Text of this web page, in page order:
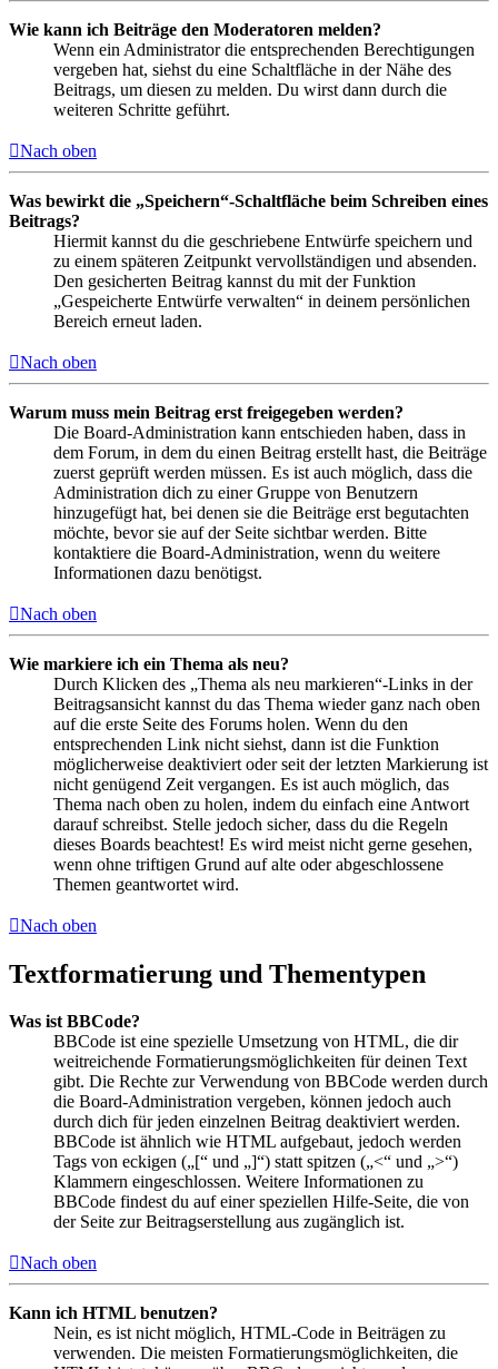
Wie kann ich Beiträge den Moderatoren melden?
Wenn ein Administrator die entsprechenden Berechtigungen
vergeben hat, siehst du eine Schaltfläche in der Nähe des
Beitrags, um diesen zu melden. Du wirst dann durch die
weiteren Schritte geführt.
Nach oben
Was bewirkt die „Speichern“-Schaltfläche beim Schreiben eines
Beitrags?
Hiermit kannst du die geschriebene Entwürfe speichern und
zu einem späteren Zeitpunkt vervollständigen und absenden.
Den gesicherten Beitrag kannst du mit der Funktion
„Gespeicherte Entwürfe verwalten“ in deinem persönlichen
Bereich erneut laden.
Nach oben
Warum muss mein Beitrag erst freigegeben werden?
Die Board-Administration kann entschieden haben, dass in
dem Forum, in dem du einen Beitrag erstellt hast, die Beiträge
zuerst geprüft werden müssen. Es ist auch möglich, dass die
Administration dich zu einer Gruppe von Benutzern
hinzugefügt hat, bei denen sie die Beiträge erst begutachten
möchte, bevor sie auf der Seite sichtbar werden. Bitte
kontaktiere die Board-Administration, wenn du weitere
Informationen dazu benötigst.
Nach oben
Wie markiere ich ein Thema als neu?
Durch Klicken des „Thema als neu markieren“-Links in der
Beitragsansicht kannst du das Thema wieder ganz nach oben
auf die erste Seite des Forums holen. Wenn du den
entsprechenden Link nicht siehst, dann ist die Funktion
möglicherweise deaktiviert oder seit der letzten Markierung ist
nicht genügend Zeit vergangen. Es ist auch möglich, das
Thema nach oben zu holen, indem du einfach eine Antwort
darauf schreibst. Stelle jedoch sicher, dass du die Regeln
dieses Boards beachtest! Es wird meist nicht gerne gesehen,
wenn ohne triftigen Grund auf alte oder abgeschlossene
Themen geantwortet wird.
Nach oben
Textformatierung und Thementypen
Was ist BBCode?
BBCode ist eine spezielle Umsetzung von HTML, die dir
weitreichende Formatierungsmöglichkeiten für deinen Text
gibt. Die Rechte zur Verwendung von BBCode werden durch
die Board-Administration vergeben, können jedoch auch
durch dich für jeden einzelnen Beitrag deaktiviert werden.
BBCode ist ähnlich wie HTML aufgebaut, jedoch werden
Tags von eckigen („[“ und „]“) statt spitzen („<“ und „>“)
Klammern eingeschlossen. Weitere Informationen zu
BBCode findest du auf einer speziellen Hilfe-Seite, die von
der Seite zur Beitragserstellung aus zugänglich ist.
Nach oben
Kann ich HTML benutzen?
Nein, es ist nicht möglich, HTML-Code in Beiträgen zu
verwenden. Die meisten Formatierungsmöglichkeiten, die